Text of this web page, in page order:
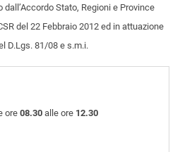
Stato, Regioni e Province
del 22 Febbraio 2012 ed in attuazione
D.Lgs. 81/08 e s.m.i.
ore08.30 alle ore 12.30